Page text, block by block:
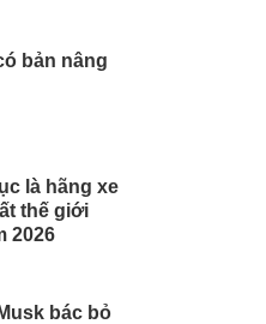
bản nâng
là hãng xe
thế giới
2026
bác bỏ